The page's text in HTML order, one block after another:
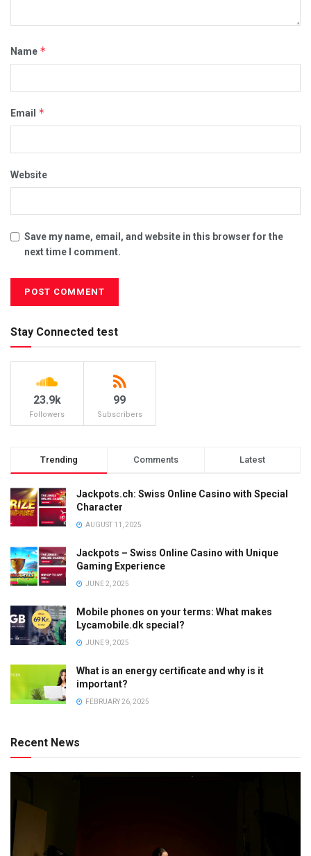
Name *
Email *
Website
Save my name, email, and website in this browser for the
next time I comment.
Stay Connected test
23.9k
Followers
99
Subscribers
Trending Comments Latest
Jackpots.ch: Swiss Online Casino with Special
Character
AUGUST 11, 2025
Jackpots – Swiss Online Casino with Unique
Gaming Experience
JUNE 2, 2025
Mobile phones on your terms: What makes
Lycamobile.dk special?
JUNE 9, 2025
What is an energy certificate and why is it
important?
FEBRUARY 26, 2025
Recent News